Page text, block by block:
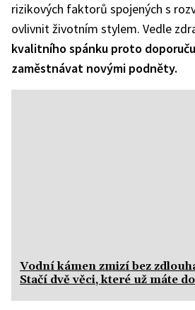
rizikových faktorů spojených s
ovlivnit životním stylem. Vedle
kvalitního spánku proto
zaměstnávat novými podněty.
Vodní kámen zmizí bez
Stačí dvě věci, které už máte